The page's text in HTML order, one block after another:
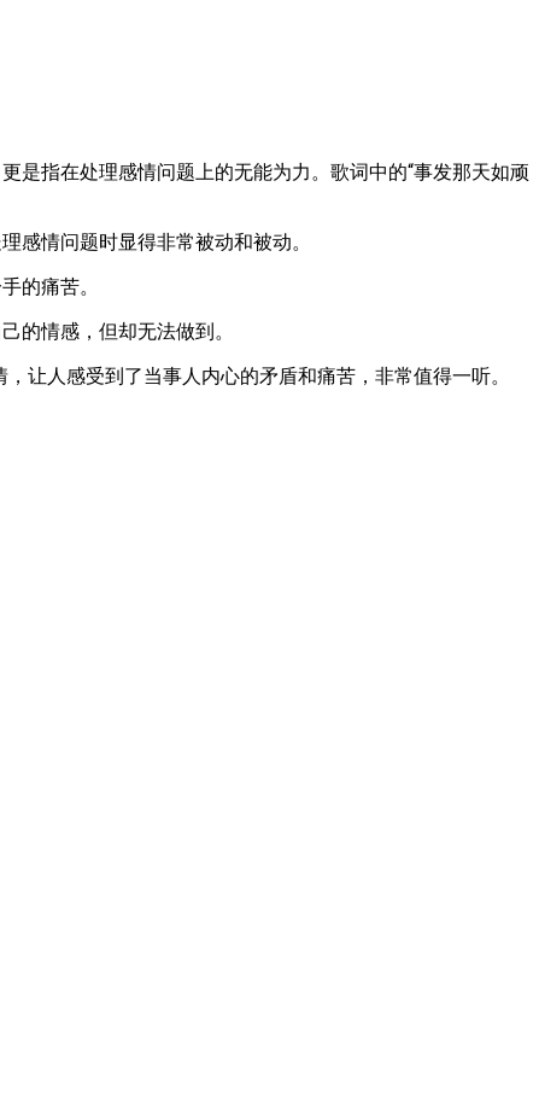
是指在处理感情问题上的无能为力。歌词中的“事发那天如顽
感情问题时显得非常被动和被动。
的痛苦。
的情感，但却无法做到。
让人感受到了当事人内心的矛盾和痛苦，非常值得一听。